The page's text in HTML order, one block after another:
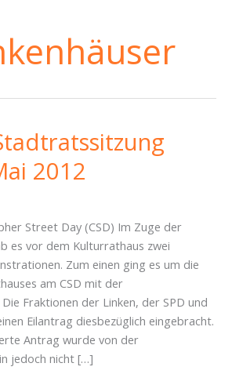
2012
Street Day (CSD) Im Zuge der
es vor dem Kulturrathaus zwei
Zum einen ging es um die
am CSD mit der
Fraktionen der Linken, der SPD und
Eilantrag diesbezüglich eingebracht.
Antrag wurde von der
jedoch nicht […]